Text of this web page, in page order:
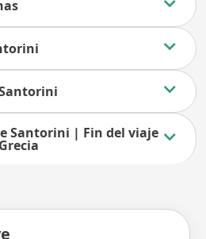
Santorini | Fin del viaje